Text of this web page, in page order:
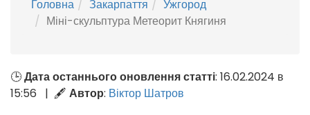
Головна Закарпаття
Ужгород
Міні-скульптура Метеорит Княгиня
🕒Дата останнього оновлення статті: 16.02.2024 в
15:56 | 🖋 Автор: Віктор Шатров